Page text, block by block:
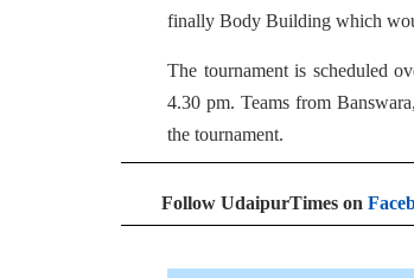
finally Body Building which
The tournament is scheduled
4.30 pm. Teams from
the tournament.
Follow UdaipurTimes on